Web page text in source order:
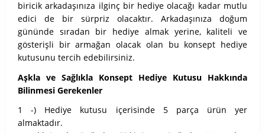
biricik arkadaşınıza ilginç bir hediye olacağı kadar mutlu
edici de bir sürpriz olacaktır. Arkadaşınıza doğum
gününde sıradan bir hediye almak yerine, kaliteli ve
gösterişli bir armağan olacak olan bu konsept hediye
kutusunu tercih edebilirsiniz.
Aşkla ve Sağlıkla Konsept Hediye Kutusu Hakkında
Bilinmesi Gerekenler
1 -) Hediye kutusu içerisinde 5 parça ürün yer
almaktadır.